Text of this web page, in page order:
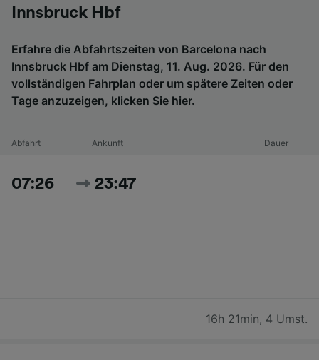
Innsbruck Hbf
Erfahre die Abfahrtszeiten von Barcelona nach
Innsbruck Hbf am Dienstag, 11. Aug. 2026. Für den
vollständigen Fahrplan oder um spätere Zeiten oder
Tage anzuzeigen, klicken Sie hier.
Abfahrt Ankunft Dauer
07:26 23:47
16h 21min, 4 Umst.